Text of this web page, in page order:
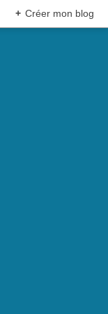
+ Créer mon blog